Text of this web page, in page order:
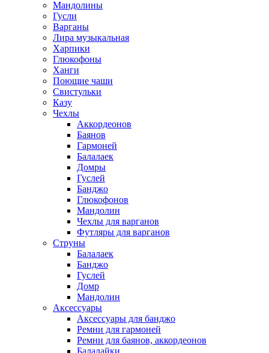
Мандолины
Гусли
Варганы
Лира музыкальная
Харпики
Глюкофоны
Ханги
Поющие чаши
Свистульки
Казу
Чехлы
Аккордеонов
Баянов
Гармоней
Балалаек
Домры
Гуслей
Банджо
Глюкофонов
Мандолин
Чехлы для варганов
Футляры для варганов
Струны
Балалаек
Банджо
Гуслей
Домр
Мандолин
Аксессуары
Аксессуары для банджо
Ремни для гармоней
Ремни для баянов, аккордеонов
Балалайки